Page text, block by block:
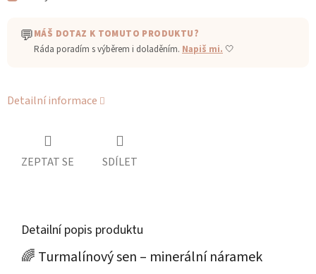
💬MÁŠ DOTAZ K TOMUTO PRODUKTU?
Ráda poradím s výběrem i doladěním. Napiš mi. 🤍
Detailní informace
ZEPTAT SE SDÍLET
Detailní popis produktu
🌈 Turmalínový sen – minerální náramek